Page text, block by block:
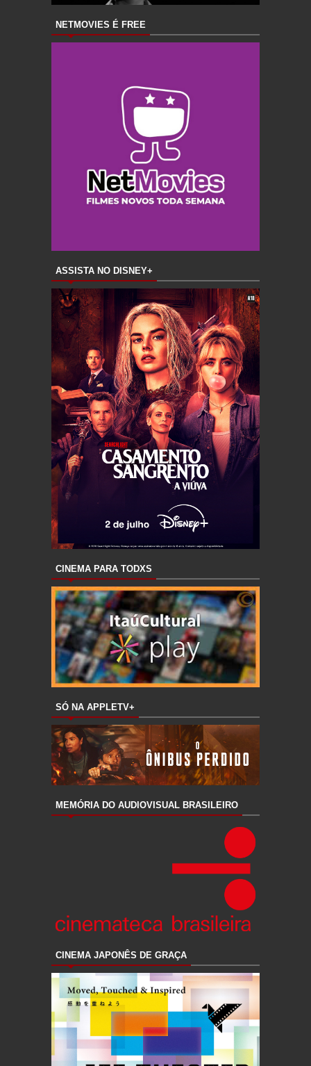
NETMOVIES É FREE
ASSISTA NO DISNEY+
CINEMA PARA TODXS
SÓ NA APPLETV+
MEMÓRIA DO AUDIOVISUAL BRASILEIRO
CINEMA JAPONÊS DE GRAÇA